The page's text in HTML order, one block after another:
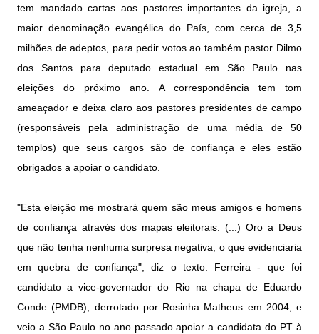
tem mandado cartas aos pastores importantes da igreja, a
maior denominação evangélica do País, com cerca de 3,5
milhões de adeptos, para pedir votos ao também pastor Dilmo
dos Santos para deputado estadual em São Paulo nas
eleições do próximo ano. A correspondência tem tom
ameaçador e deixa claro aos pastores presidentes de campo
(responsáveis pela administração de uma média de 50
templos) que seus cargos são de confiança e eles estão
obrigados a apoiar o candidato.
"Esta eleição me mostrará quem são meus amigos e homens
de confiança através dos mapas eleitorais. (...) Oro a Deus
que não tenha nenhuma surpresa negativa, o que evidenciaria
em quebra de confiança", diz o texto. Ferreira - que foi
candidato a vice-governador do Rio na chapa de Eduardo
Conde (PMDB), derrotado por Rosinha Matheus em 2004, e
veio a São Paulo no ano passado apoiar a candidata do PT à